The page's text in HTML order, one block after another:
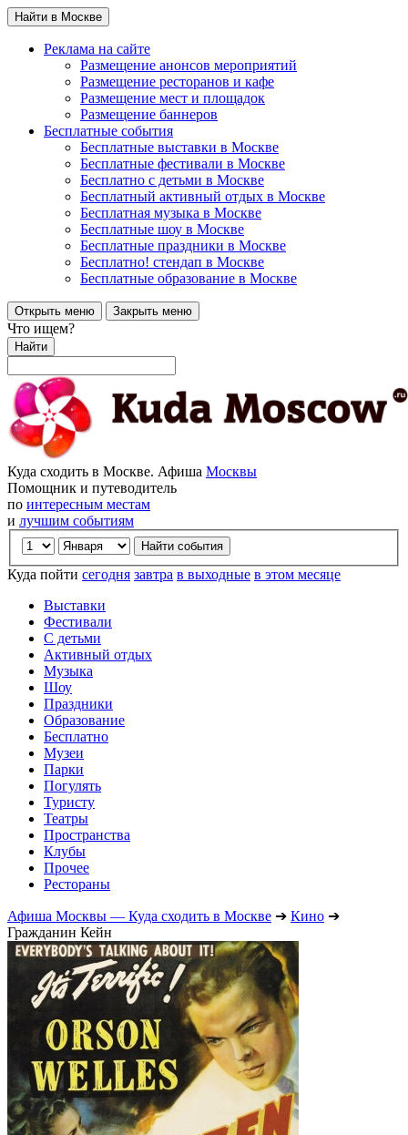
Найти в Москве
Реклама на сайте
Размещение анонсов мероприятий
Размещение ресторанов и кафе
Размещение мест и площадок
Размещение баннеров
Бесплатные события
Бесплатные выставки в Москве
Бесплатные фестивали в Москве
Бесплатно с детьми в Москве
Бесплатный активный отдых в Москве
Бесплатная музыка в Москве
Бесплатные шоу в Москве
Бесплатные праздники в Москве
Бесплатно! стендап в Москве
Бесплатные образование в Москве
Открыть меню Закрыть меню
Что ищем?
Найти
Куда сходить в Москве. Афиша Москвы
Помощник и путеводитель
по интересным местам
и лучшим событиям
Куда пойти сегодня завтра в выходные в этом месяце
Выставки
Фестивали
С детьми
Активный отдых
Музыка
Шоу
Праздники
Образование
Бесплатно
Музеи
Парки
Погулять
Туристу
Театры
Пространства
Клубы
Прочее
Рестораны
Афиша Москвы — Куда сходить в Москве ➔ Кино ➔
Гражданин Кейн